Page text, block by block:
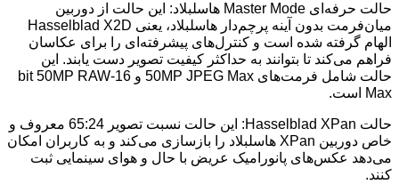
حالت حرفه‌ای Master Mode هاسلبلاد: این حالت از دوربین
میان‌فرمت بدون آینه پرچم‌دار هاسلبلاد، یعنی Hasselblad X2D
الهام گرفته شده است و کنترل‌های پیشرفته‌ای را برای عکاسان
فراهم می‌کند تا بتوانند به حداکثر کیفیت تصویر دست یابند. این
حالت شامل فرمت‌های 50MP JPEG Max و 16-bit 50MP RAW
Max است.
حالت Hasselblad XPan: این حالت نسبت تصویر 65:24 معروف و
خاص دوربین XPan هاسلبلاد را بازسازی می‌کند و به کاربران امکان
می‌دهد عکس‌های پانورامیک عریض با حال و هوای سینمایی ثبت
کنند.